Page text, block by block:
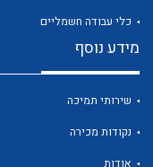
כלי עבודה חשמליים
מידע נוסף
שירותי תמיכה
נקודות מכירה
אודות